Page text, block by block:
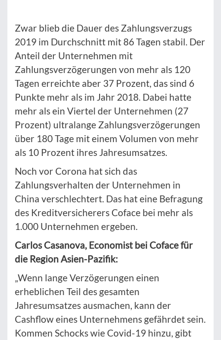
Zwar blieb die Dauer des Zahlungsverzugs
2019 im Durchschnitt mit 86 Tagen stabil. Der
Anteil der Unternehmen mit
Zahlungsverzögerungen von mehr als 120
Tagen erreichte aber 37 Prozent, das sind 6
Punkte mehr als im Jahr 2018. Dabei hatte
mehr als ein Viertel der Unternehmen (27
Prozent) ultralange Zahlungsverzögerungen
über 180 Tage mit einem Volumen von mehr
als 10 Prozent ihres Jahresumsatzes.
Noch vor Corona hat sich das
Zahlungsverhalten der Unternehmen in
China verschlechtert. Das hat eine Befragung
des Kreditversicherers Coface bei mehr als
1.000 Unternehmen ergeben.
Carlos Casanova, Economist bei Coface für
die Region Asien-Pazifik:
„Wenn lange Verzögerungen einen
erheblichen Teil des gesamten
Jahresumsatzes ausmachen, kann der
Cashflow eines Unternehmens gefährdet sein.
Kommen Schocks wie Covid-19 hinzu, gibt